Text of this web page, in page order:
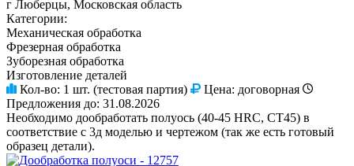
г Люберцы, Московская область
Категории:
Механическая обработка
Фрезерная обработка
Зуборезная обработка
Изготовление деталей
Кол-во: 1 шт. (тестовая партия) Цена: договорная
Предложения до: 31.08.2026
Необходимо дообработать полуось (40-45 HRC, СТ45) в
соответствие с 3д моделью и чертежом (так же есть готовый
образец детали).